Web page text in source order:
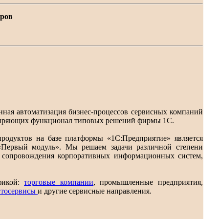
автоматизация бизнес-процессов сервисных компаний
функционал типовых решений фирмы 1С.
на базе платформы «1С:Предприятие» является
модуль». Мы решаем задачи различной степени
корпоративных информационных систем,
торговые компании, промышленные предприятия,
и другие сервисные направления.